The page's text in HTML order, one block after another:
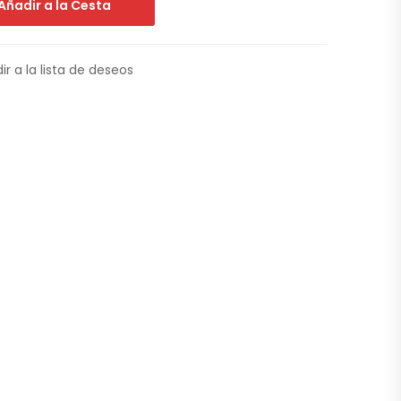
a la Cesta
a la lista de deseos